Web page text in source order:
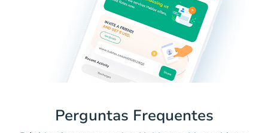
Perguntas Frequentes